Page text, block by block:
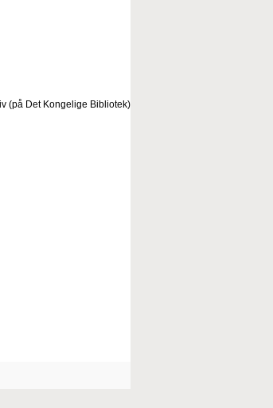
(på Det Kongelige Bibliotek)